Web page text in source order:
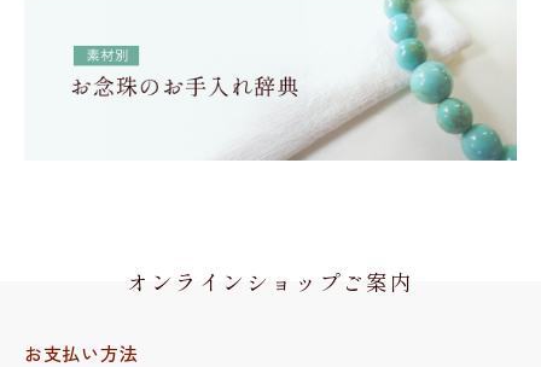
オンラインショップご案内
お支払い方法